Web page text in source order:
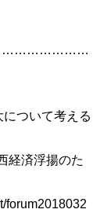
ついて考える
経済浮揚のた
forum2018032